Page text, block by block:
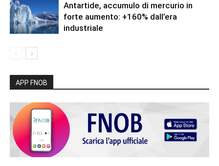
Antartide, accumulo di mercurio in
forte aumento: +160% dall’era
industriale
APP FNOB